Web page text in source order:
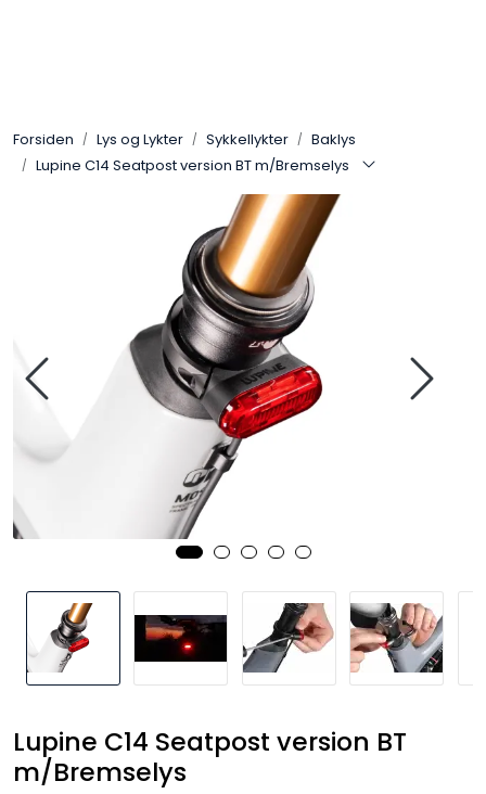
Forsiden Lys og Lykter Sykkellykter
Baklys
Lupine C14 Seatpost version BT m/Bremselys
Lupine C14 Seatpost version BT
m/Bremselys
Bekledning
Beskyttelsesutstyr
Bagger og sekker
Outlet